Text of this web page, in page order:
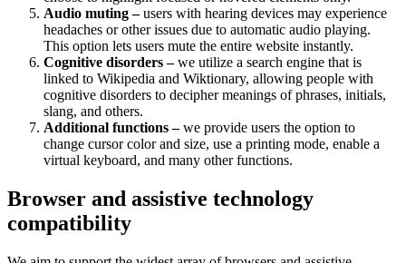
Audio muting –users with hearing devices may experience
headaches or other issues due to automatic audio playing.
This option lets users mute the entire website instantly.
Cognitive disorders –we utilize a search engine that is
linked to Wikipedia and Wiktionary, allowing people with
cognitive disorders to decipher meanings of phrases, initials,
slang, and others.
Additional functions –we provide users the option to
change cursor color and size, use a printing mode, enable a
virtual keyboard, and many other functions.
Browser and assistive technology
compatibility